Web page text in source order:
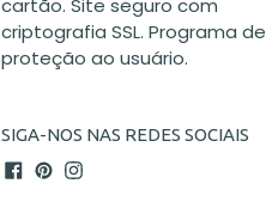
criptografia SSL. Programa de
proteção ao usuário.
SIGA-NOS NAS REDES SOCIAIS
Facebook
Pinterest
Instagram